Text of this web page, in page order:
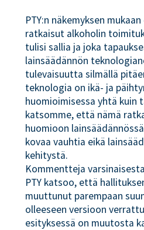
PTY:n näkemyksen
ratkaisut alkoholin
tulisi sallia ja joka
lainsäädännön
tulevaisuutta silmällä
teknologia on ikä- ja
huomioimisessa yhtä kuin
katsomme, että nämä
huomioon
kovaa vauhtia eikä
kehitystä.
Kommentteja
PTY katsoo, että
muuttunut parempaan
olleeseen versioon
esityksessä on muutosta